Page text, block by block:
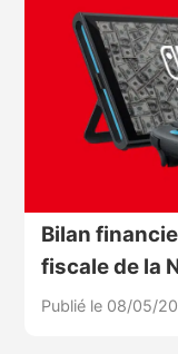
Bilan
fiscale de la
Publié le 08/05/